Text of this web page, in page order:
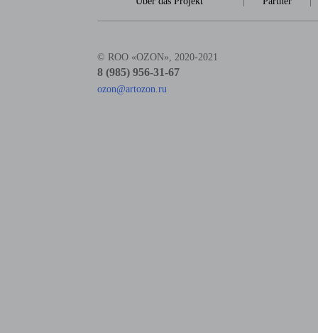
© ROO «OZON», 2020-2021
8 (985) 956-31-67
ozon@artozon.ru